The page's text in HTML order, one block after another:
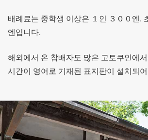
배례료는 중학생 이상은 １인 ３００엔.
엔입니다.
해외에서 온 참배자도 많은 고토쿠인에
시간이 영어로 기재된 표지판이 설치되